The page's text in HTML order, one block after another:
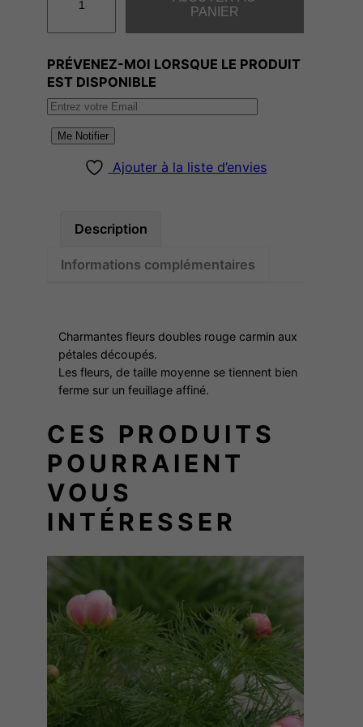
t
i
t
é
PANIER
PRÉVENEZ-MOI LORSQUE LE PRODUIT
EST DISPONIBLE
Me Notifier
Ajouter à la liste d’envies
Description
Informations complémentaires
Charmantes fleurs doubles rouge carmin aux
pétales découpés.
Les fleurs, de taille moyenne se tiennent bien
ferme sur un feuillage affiné.
CES PRODUITS
POURRAIENT
VOUS
INTÉRESSER